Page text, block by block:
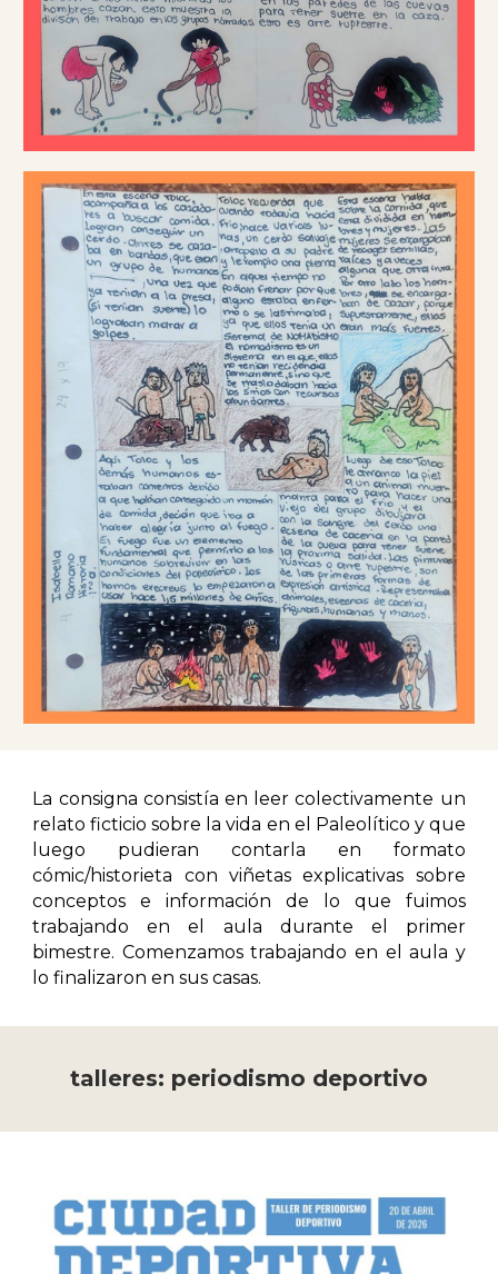
La consigna consistía en leer colectivamente un
relato ficticio sobre la vida en el Paleolítico y que
luego pudieran contarla en formato
cómic/historieta con viñetas explicativas sobre
conceptos e información de lo que fuimos
trabajando en el aula durante el primer
bimestre. Comenzamos trabajando en el aula y
lo finalizaron en sus casas.
talleres: periodismo deportivo